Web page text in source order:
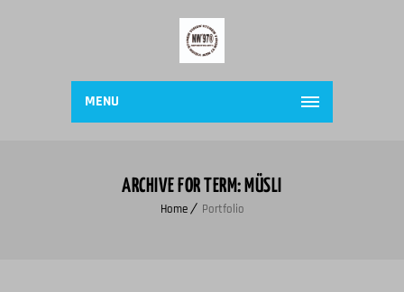
MENU
ARCHIVE FOR TERM: MÜSLI
Home Portfolio